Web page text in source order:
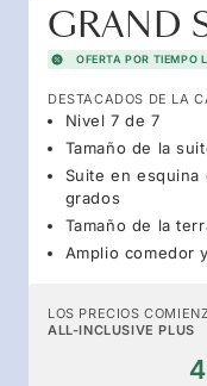
GRAND
OFERTA POR TIEMPO
DESTACADOS DE LA
Nivel 7 de 7
Tamaño de la
Suite en
grados
Tamaño de la
Amplio comedor
LOS PRECIOS
ALL-INCLUSIVE PLUS